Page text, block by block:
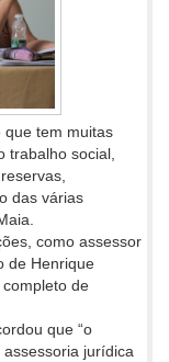
que tem muitas
trabalho social,
das várias
como assessor
de Henrique
de
que “o
jurídica